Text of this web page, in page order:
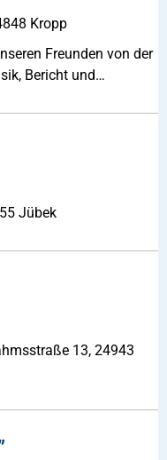
Kropp
Freunden von der
Bericht und…
Jübek
13, 24943